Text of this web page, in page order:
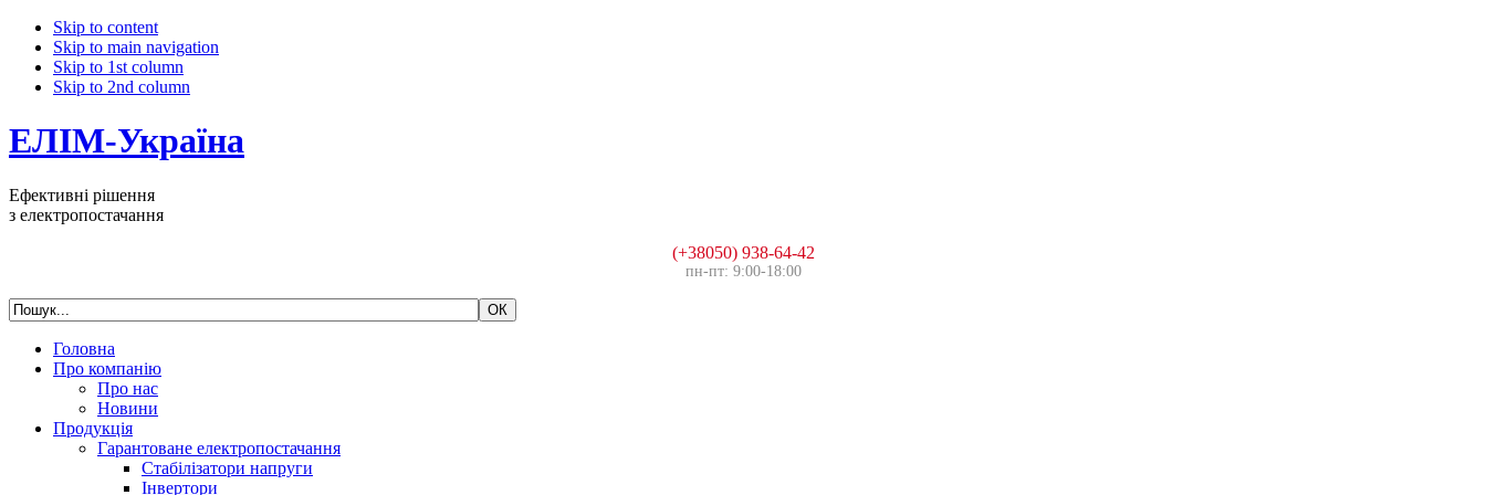
Skip to content
Skip to main navigation
Skip to 1st column
Skip to 2nd column
ЕЛІМ-Україна
Ефективні рішення
з електропостачання
(+38050) 938-64-42
пн-пт: 9:00-18:00
Головна
Про компанію
Про нас
Новини
Продукція
Гарантоване електропостачання
Стабілізатори напруги
Інвертори